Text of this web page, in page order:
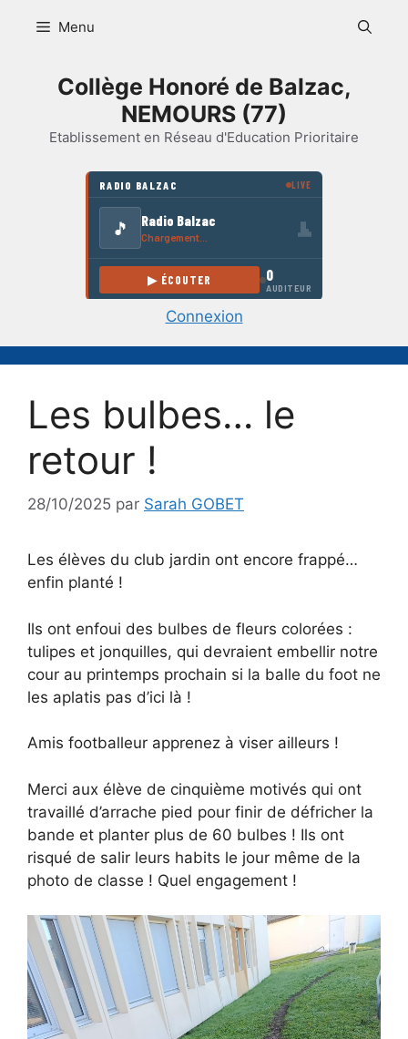
Menu
Collège Honoré de Balzac,
NEMOURS (77)
Etablissement en Réseau d'Education Prioritaire
Connexion
Les bulbes… le
retour !
28/10/2025 par Sarah GOBET
Les élèves du club jardin ont encore frappé…
enfin planté !
Ils ont enfoui des bulbes de fleurs colorées :
tulipes et jonquilles, qui devraient embellir notre
cour au printemps prochain si la balle du foot ne
les aplatis pas d’ici là !
Amis footballeur apprenez à viser ailleurs !
Merci aux élève de cinquième motivés qui ont
travaillé d’arrache pied pour finir de défricher la
bande et planter plus de 60 bulbes ! Ils ont
risqué de salir leurs habits le jour même de la
photo de classe ! Quel engagement !